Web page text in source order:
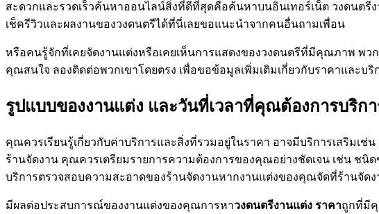
สะดวกและรวดเร็วค้นหาออนไลน์สิ่งที่ดีที่สุดคือค้นหาบนอินเทอร์เน็ต วงดนต
เช็ครีวิวและผลงานของวงดนตรีได้ที่นี่เลยขอแนะนำจากคนอื่นถามเพื่อน
หรือคนรู้จักที่เคยจัดงานแต่งหรือเคยเห็นการแสดงของวงดนตรีที่มีคุณภาพ
คุณสนใจ ลองติดต่อพวกเขาโดยตรง เพื่อขอข้อมูลเพิ่มเติมเกี่ยวกับราคาและบ
รูปแบบของงานแต่ง และวันที่เวลาที่คุณต้องการบริก
คุณควรเรียนรู้เกี่ยวกับค่าบริการและสิ่งที่รวมอยู่ในราคา อาจมีบริการเสริมเ
ร้านจัดงาน คุณควรเตรียมรายการความต้องการของคุณอย่างชัดเจน เช่น ช
บริการตรวจสอบความสะอาดของร้านจัดงานหากงานแต่งของคุณจัดที่ร้านจัด
มีผลต่อประสบการณ์ของงานแต่งของคุณการหาวงดนตรีงานแต่ง ราคาถูกที่มี